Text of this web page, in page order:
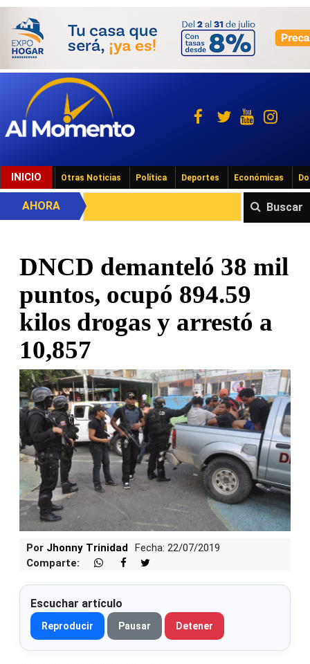
INICIO Otras Noticias Política Deportes Económicas
Buscar
AHORA
DNCD demanteló 38 mil
puntos, ocupó 894.59
kilos drogas y arrestó a
10,857
Por Jhonny Trinidad Fecha: 22/07/2019
Comparte:
Escuchar artículo
Reproducir Pausar Detener